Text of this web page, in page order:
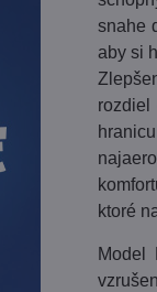
snahe
aby si
rozdiel
ktoré
Model